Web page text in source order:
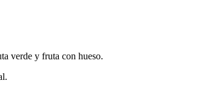
verde y fruta con hueso.